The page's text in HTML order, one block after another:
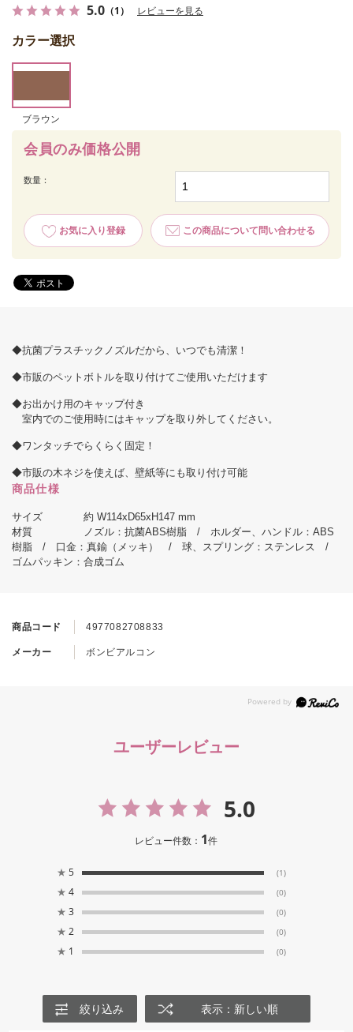
5.0 （1） レビューを見る
会員のみ価格公開
数量：
お気に入り登録 この商品について問い合わせる
商品コード 4977082708833
メーカー ボンビアルコン
カラー選択
ブラウン
◆抗菌プラスチックノズルだから、いつでも清潔！
◆市販のペットボトルを取り付けてご使用いただけます
◆お出かけ用のキャップ付き
室内でのご使用時にはキャップを取り外してください。
◆ワンタッチでらくらく固定！
◆市販の木ネジを使えば、壁紙等にも取り付け可能
商品仕様
サイズ 約 W114xD65xH147 mm
材質 ノズル：抗菌ABS樹脂 / ホルダー、ハンドル：ABS
樹脂 / 口金：真鍮（メッキ） / 球、スプリング：ステンレス /
ゴムパッキン：合成ゴム
ユーザーレビュー
5.0
レビュー件数： 1件
★ 5 (1)
★ 4 (0)
★ 3 (0)
★ 2 (0)
★ 1 (0)
絞り込み 表示：新しい順